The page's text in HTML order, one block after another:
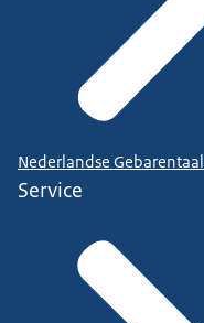
Nederlandse Gebarentaal
Service